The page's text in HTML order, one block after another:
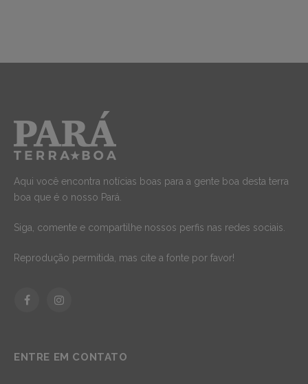
Aqui você encontra notícias boas para a gente boa desta terra
boa que é o nosso Pará.
Siga, comente e compartilhe nossos perfis nas redes sociais.
Reprodução permitida, mas cite a fonte por favor!
FacebookInstagram
ENTRE EM CONTATO